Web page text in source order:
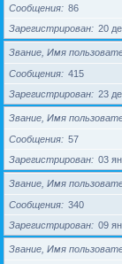
Сообщения
86
Зарегистрирован
20
Звание, Имя
Сообщения
415
Зарегистрирован
23
Звание, Имя
Сообщения
57
Зарегистрирован
03
Звание, Имя
Сообщения
340
Зарегистрирован
09
Звание, Имя